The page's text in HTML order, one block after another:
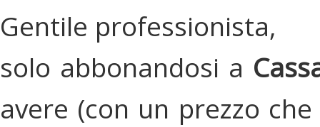
Gentile professionista,
solo abbonandosi a
avere (con un prezzo